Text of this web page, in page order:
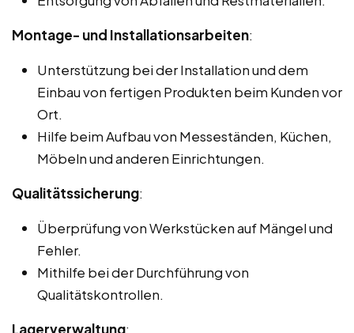
Montage- und Installationsarbeiten:
Unterstützung bei der Installation und dem
Einbau von fertigen Produkten beim Kunden vor
Ort.
Hilfe beim Aufbau von Messeständen, Küchen,
Möbeln und anderen Einrichtungen.
Qualitätssicherung:
Überprüfung von Werkstücken auf Mängel und
Fehler.
Mithilfe bei der Durchführung von
Qualitätskontrollen.
Lagerverwaltung: